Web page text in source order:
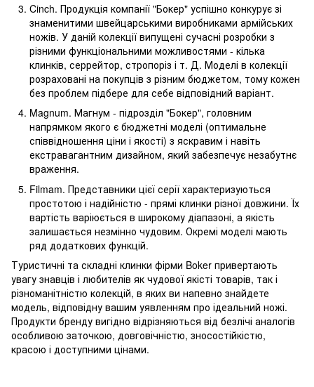
Cinch. Продукція компанії "Бокер" успішно конкурує зі
знаменитими швейцарськими виробниками армійських
ножів. У даній колекції випущені сучасні розробки з
різними функціональними можливостями - кілька
клинків, серрейтор, стропоріз і т. Д. Моделі в колекції
розраховані на покупців з різним бюджетом, тому кожен
без проблем підбере для себе відповідний варіант.
Magnum. Магнум - підрозділ "Бокер", головним
напрямком якого є бюджетні моделі (оптимальне
співвідношення ціни і якості) з яскравим і навіть
екстравагантним дизайном, який забезпечує незабутнє
враження.
Filmam. Представники цієї серії характеризуються
простотою і надійністю - прямі клинки різної довжини. Їх
вартість варіюється в широкому діапазоні, а якість
залишається незмінно чудовим. Окремі моделі мають
ряд додаткових функцій.
Туристичні та складні клинки фірми Boker привертають
увагу знавців і любителів як чудової якісті товарів, так і
різноманітністю колекцій, в яких ви напевно знайдете
модель, відповідну вашим уявленням про ідеальний ножі.
Продукти бренду вигідно відрізняються від безлічі аналогів
особливою заточкою, довговічністю, зносостійкістю,
красою і доступними цінами.